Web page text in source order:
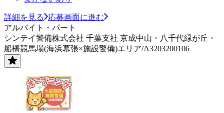
詳細を見る
応募画面に進む
アルバイト・パート
シンテイ警備株式会社 千葉支社 京成中山・八千代緑が丘・
船橋競馬場(海浜幕張×施設警備)エリア/A3203200106